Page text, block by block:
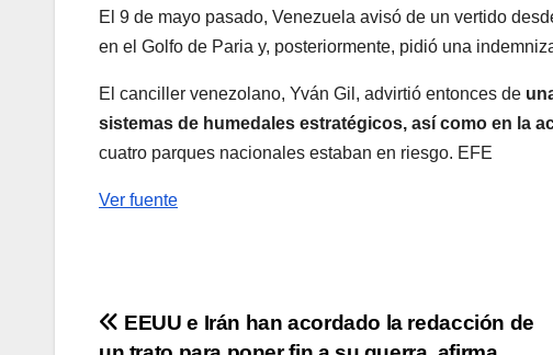
El 9 de mayo pasado, Venezuela avisó de un vertido
en el Golfo de Paria y, posteriormente, pidió una
El canciller venezolano, Yván Gil, advirtió entonces de
sistemas de humedales estratégicos, así como en la
cuatro parques nacionales estaban en riesgo. EFE
Ver fuente
Navegación
EEUU e Irán han acordado la redacción de